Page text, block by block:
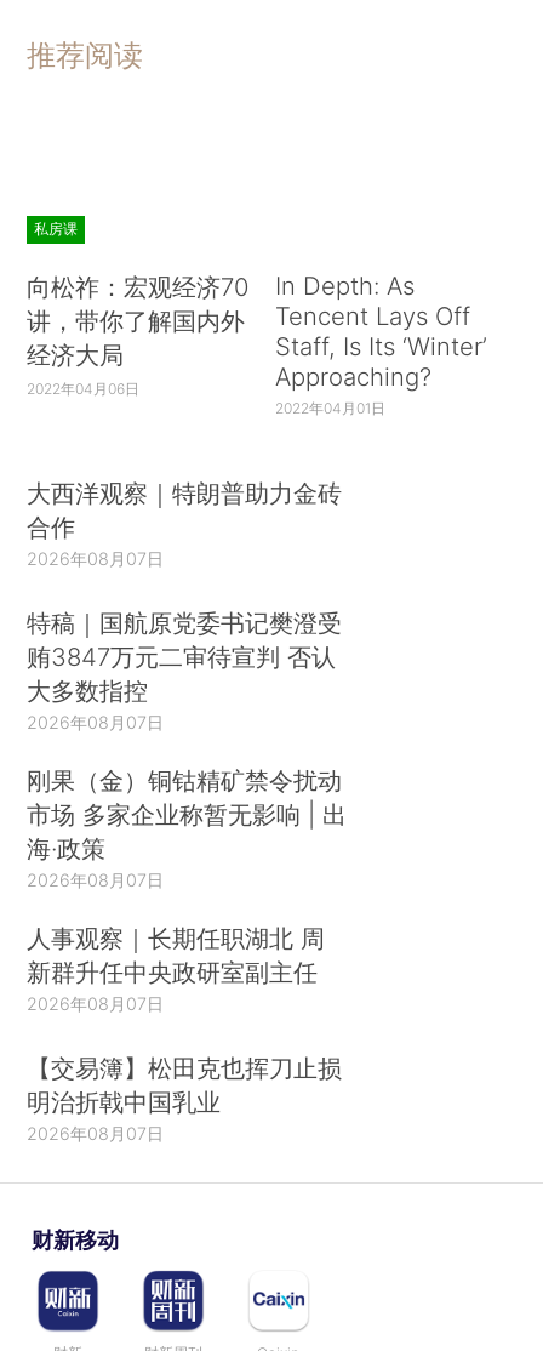
推荐阅读
私房课
向松祚：宏观经济70
讲，带你了解国内外
经济大局
2022年04月06日
In Depth: As
Tencent Lays Off
Staff, Is Its ‘Winter’
Approaching?
2022年04月01日
大西洋观察｜特朗普助力金砖
合作
2026年08月07日
特稿｜国航原党委书记樊澄受
贿3847万元二审待宣判 否认
大多数指控
2026年08月07日
刚果（金）铜钴精矿禁令扰动
市场 多家企业称暂无影响 | 出
海·政策
2026年08月07日
人事观察｜长期任职湖北 周
新群升任中央政研室副主任
2026年08月07日
【交易簿】松田克也挥刀止损
明治折戟中国乳业
2026年08月07日
财新移动